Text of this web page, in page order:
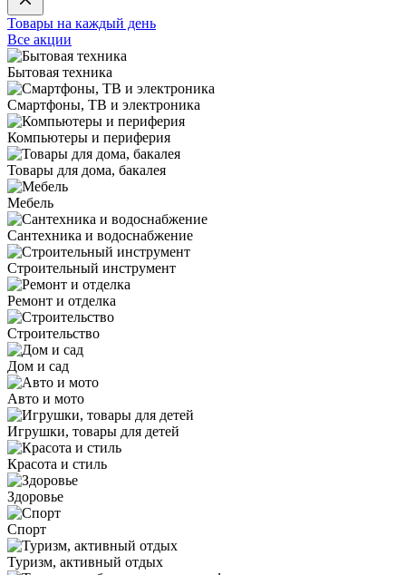
Товары на каждый день
Все акции
Бытовая техника
Смартфоны, ТВ и электроника
Компьютеры и периферия
Товары для дома, бакалея
Мебель
Сантехника и водоснабжение
Строительный инструмент
Ремонт и отделка
Строительство
Дом и сад
Авто и мото
Игрушки, товары для детей
Красота и стиль
Здоровье
Спорт
Туризм, активный отдых